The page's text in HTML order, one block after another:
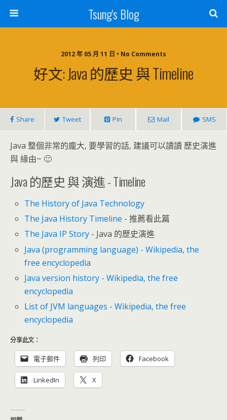
Tsung's Blog
2012 年 05 月 11 日 • No Comments
好文: Java 的歷史 與 Timeline
Share Tweet Pin Mail SMS
Java 整個非常的龐大, 要學習的話, 建議可以讀讀 歷史演進
與 緣由~ 🙂
Java 的歷史 與 演進 - Timeline
The History of Java Technology
The Java History Timeline - 推薦看此篇
The Java IP Story - Java 的歷史演進
Java (programming language) - Wikipedia, the
free encyclopedia
Java version history - Wikipedia, the free
encyclopedia
List of JVM languages - Wikipedia, the free
encyclopedia
分享此文：
電子郵件 列印 Facebook
LinkedIn X